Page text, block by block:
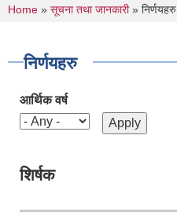
You are here
Home » सूचना तथा जानकारी» निर्णयहरु
निर्णयहरु
आर्थिक वर्ष
शिर्षक